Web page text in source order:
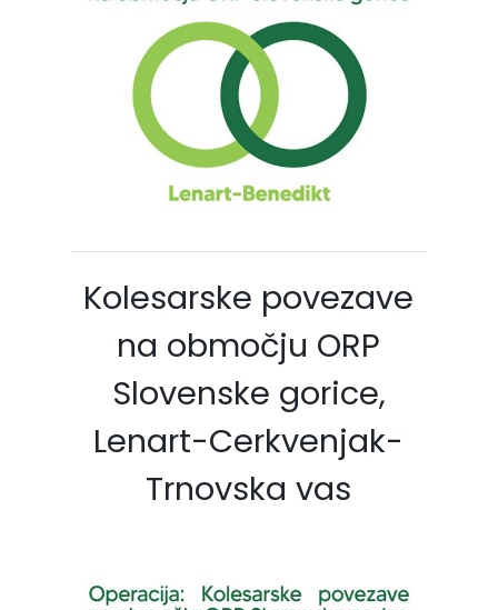
Kolesarske povezave
na območju ORP
Slovenske gorice,
Lenart-Cerkvenjak-
Trnovska vas